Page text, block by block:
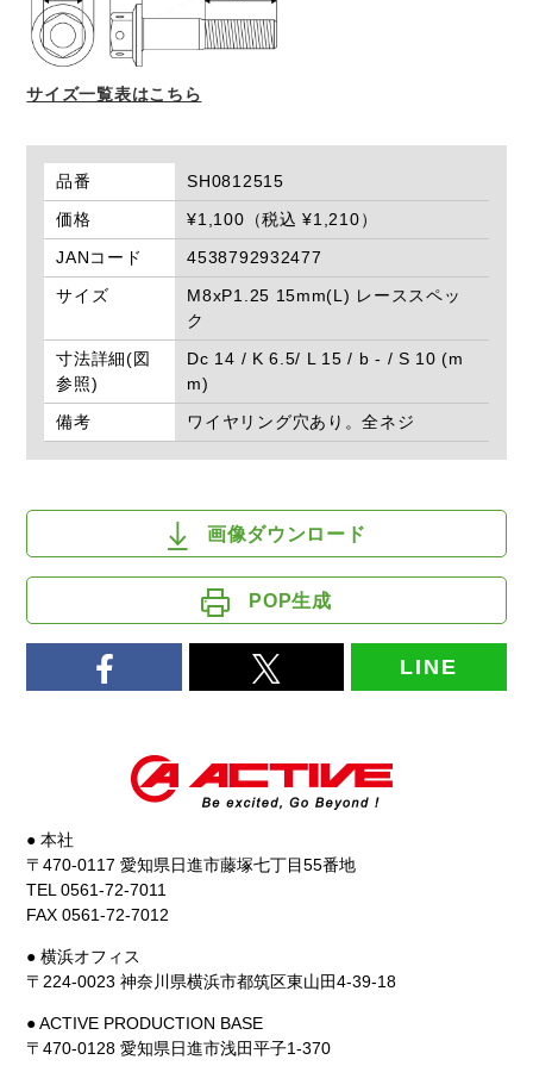
サイズ一覧表はこちら
品番
SH0812515
価格
¥1,100（税込 ¥1,210）
JANコード
4538792932477
サイズ
M8xP1.25 15mm(L) レーススペッ
ク
寸法詳細(図
参照)
Dc 14 / K 6.5/ L 15 / b - / S 10 (m
m)
備考
ワイヤリング穴あり。全ネジ
画像ダウンロード
POP生成
LINE
● 本社
〒470-0117 愛知県日進市藤塚七丁目55番地
TEL 0561-72-7011
FAX 0561-72-7012
● 横浜オフィス
〒224-0023 神奈川県横浜市都筑区東山田4-39-18
● ACTIVE PRODUCTION BASE
〒470-0128 愛知県日進市浅田平子1-370